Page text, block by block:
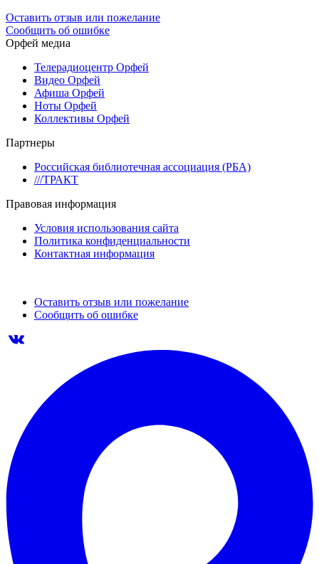
Оставить отзыв или пожелание
Сообщить об ошибке
Орфей медиа
Телерадиоцентр Орфей
Видео Орфей
Афиша Орфей
Ноты Орфей
Коллективы Орфей
Партнеры
Российская библиотечная ассоциация (РБА)
///ТРАКТ
Правовая информация
Условия использования сайта
Политика конфиденциальности
Контактная информация
Оставить отзыв или пожелание
Сообщить об ошибке